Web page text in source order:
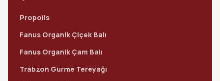
Propolis
Fanus Organik Çiçek Balı
Fanus Organik Çam Balı
Trabzon Gurme Tereyağı